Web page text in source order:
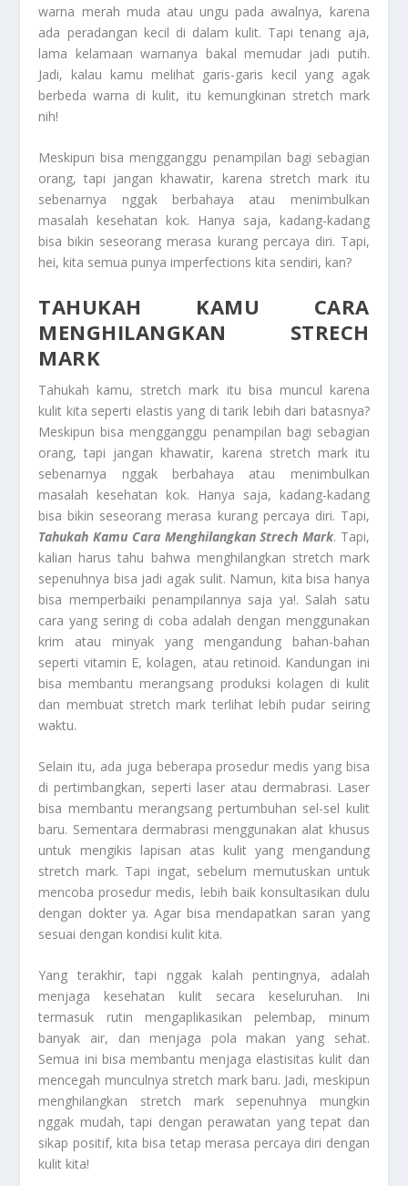
warna merah muda atau ungu pada awalnya, karena
ada peradangan kecil di dalam kulit. Tapi tenang aja,
lama kelamaan warnanya bakal memudar jadi putih.
Jadi, kalau kamu melihat garis-garis kecil yang agak
berbeda warna di kulit, itu kemungkinan stretch mark
nih!
Meskipun bisa mengganggu penampilan bagi sebagian
orang, tapi jangan khawatir, karena stretch mark itu
sebenarnya nggak berbahaya atau menimbulkan
masalah kesehatan kok. Hanya saja, kadang-kadang
bisa bikin seseorang merasa kurang percaya diri. Tapi,
hei, kita semua punya imperfections kita sendiri, kan?
TAHUKAH KAMU CARA
MENGHILANGKAN STRECH
MARK
Tahukah kamu, stretch mark itu bisa muncul karena
kulit kita seperti elastis yang di tarik lebih dari batasnya?
Meskipun bisa mengganggu penampilan bagi sebagian
orang, tapi jangan khawatir, karena stretch mark itu
sebenarnya nggak berbahaya atau menimbulkan
masalah kesehatan kok. Hanya saja, kadang-kadang
bisa bikin seseorang merasa kurang percaya diri. Tapi,
Tahukah Kamu Cara Menghilangkan Strech Mark. Tapi,
kalian harus tahu bahwa menghilangkan stretch mark
sepenuhnya bisa jadi agak sulit. Namun, kita bisa hanya
bisa memperbaiki penampilannya saja ya!. Salah satu
cara yang sering di coba adalah dengan menggunakan
krim atau minyak yang mengandung bahan-bahan
seperti vitamin E, kolagen, atau retinoid. Kandungan ini
bisa membantu merangsang produksi kolagen di kulit
dan membuat stretch mark terlihat lebih pudar seiring
waktu.
Selain itu, ada juga beberapa prosedur medis yang bisa
di pertimbangkan, seperti laser atau dermabrasi. Laser
bisa membantu merangsang pertumbuhan sel-sel kulit
baru. Sementara dermabrasi menggunakan alat khusus
untuk mengikis lapisan atas kulit yang mengandung
stretch mark. Tapi ingat, sebelum memutuskan untuk
mencoba prosedur medis, lebih baik konsultasikan dulu
dengan dokter ya. Agar bisa mendapatkan saran yang
sesuai dengan kondisi kulit kita.
Yang terakhir, tapi nggak kalah pentingnya, adalah
menjaga kesehatan kulit secara keseluruhan. Ini
termasuk rutin mengaplikasikan pelembap, minum
banyak air, dan menjaga pola makan yang sehat.
Semua ini bisa membantu menjaga elastisitas kulit dan
mencegah munculnya stretch mark baru. Jadi, meskipun
menghilangkan stretch mark sepenuhnya mungkin
nggak mudah, tapi dengan perawatan yang tepat dan
sikap positif, kita bisa tetap merasa percaya diri dengan
kulit kita!